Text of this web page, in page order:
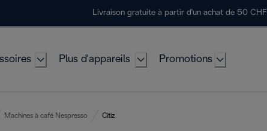
Livraison gratuite à partir d'un achat de 50 CHF
Plus d'appareils Promotions
Machines à café Nespresso Citiz